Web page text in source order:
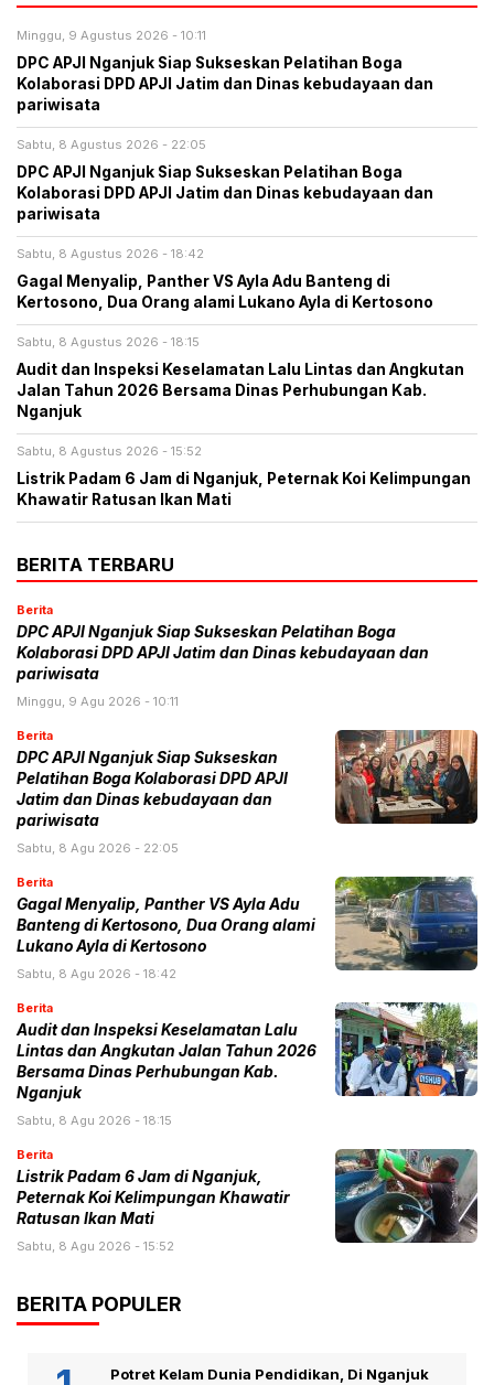
Minggu, 9 Agustus 2026 - 10:11
DPC APJI Nganjuk Siap Sukseskan Pelatihan Boga
Kolaborasi DPD APJI Jatim dan Dinas kebudayaan dan
pariwisata
Sabtu, 8 Agustus 2026 - 22:05
DPC APJI Nganjuk Siap Sukseskan Pelatihan Boga
Kolaborasi DPD APJI Jatim dan Dinas kebudayaan dan
pariwisata
Sabtu, 8 Agustus 2026 - 18:42
Gagal Menyalip, Panther VS Ayla Adu Banteng di
Kertosono, Dua Orang alami Lukano Ayla di Kertosono
Sabtu, 8 Agustus 2026 - 18:15
Audit dan Inspeksi Keselamatan Lalu Lintas dan Angkutan
Jalan Tahun 2026 Bersama Dinas Perhubungan Kab.
Nganjuk
Sabtu, 8 Agustus 2026 - 15:52
Listrik Padam 6 Jam di Nganjuk, Peternak Koi Kelimpungan
Khawatir Ratusan Ikan Mati
BERITA TERBARU
Berita
DPC APJI Nganjuk Siap Sukseskan Pelatihan Boga
Kolaborasi DPD APJI Jatim dan Dinas kebudayaan dan
pariwisata
Minggu, 9 Agu 2026 - 10:11
Berita
DPC APJI Nganjuk Siap Sukseskan
Pelatihan Boga Kolaborasi DPD APJI
Jatim dan Dinas kebudayaan dan
pariwisata
Sabtu, 8 Agu 2026 - 22:05
Berita
Gagal Menyalip, Panther VS Ayla Adu
Banteng di Kertosono, Dua Orang alami
Lukano Ayla di Kertosono
Sabtu, 8 Agu 2026 - 18:42
Berita
Audit dan Inspeksi Keselamatan Lalu
Lintas dan Angkutan Jalan Tahun 2026
Bersama Dinas Perhubungan Kab.
Nganjuk
Sabtu, 8 Agu 2026 - 18:15
Berita
Listrik Padam 6 Jam di Nganjuk,
Peternak Koi Kelimpungan Khawatir
Ratusan Ikan Mati
Sabtu, 8 Agu 2026 - 15:52
BERITA POPULER
Potret Kelam Dunia Pendidikan, Di Nganjuk